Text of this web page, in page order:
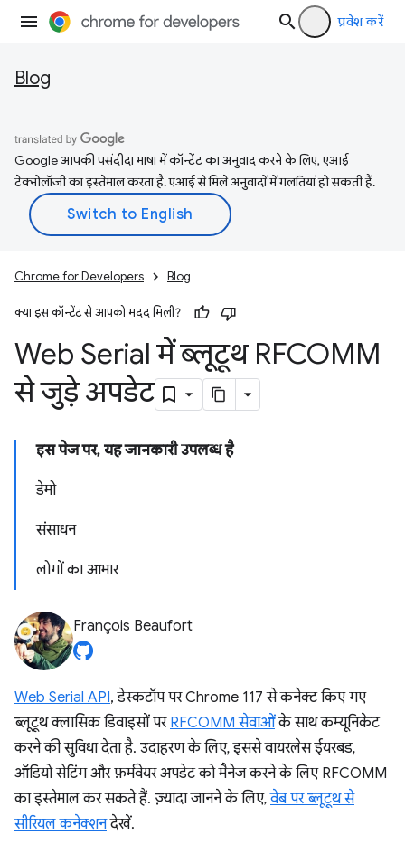
प्रवेश करें
Blog
Google आपकी पसंदीदा भाषा में कॉन्टेंट का अनुवाद करने के लिए, एआई
टेक्नोलॉजी का इस्तेमाल करता है. एआई से मिले अनुवादों में गलतियां हो सकती हैं.
Chrome for Developers Blog
क्या इस कॉन्टेंट से आपको मदद मिली?
Web Serial में ब्लूटूथ RFCOMM
से जुड़े अपडेट
इस पेज पर, यह जानकारी उपलब्ध है
डेमो
संसाधन
लोगों का आभार
François Beaufort
Web Serial API, डेस्कटॉप पर Chrome 117 से कनेक्ट किए गए
ब्लूटूथ क्लासिक डिवाइसों पर RFCOMM सेवाओंके साथ कम्यूनिकेट
करने की सुविधा देता है. उदाहरण के लिए, इससे वायरलेस ईयरबड,
ऑडियो सेटिंग और फ़र्मवेयर अपडेट को मैनेज करने के लिए RFCOMM
का इस्तेमाल कर सकते हैं. ज़्यादा जानने के लिए,वेब पर ब्लूटूथ से
सीरियल कनेक्शनदेखें.